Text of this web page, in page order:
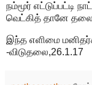
நம்மூர்
வெட்கித் தானே
இந்த எளிமை
-விடுதலை,26.1.17